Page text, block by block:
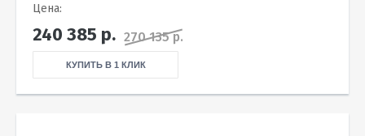
Цена:
240 385 р. 270 135 р.
КУПИТЬ В 1 КЛИК